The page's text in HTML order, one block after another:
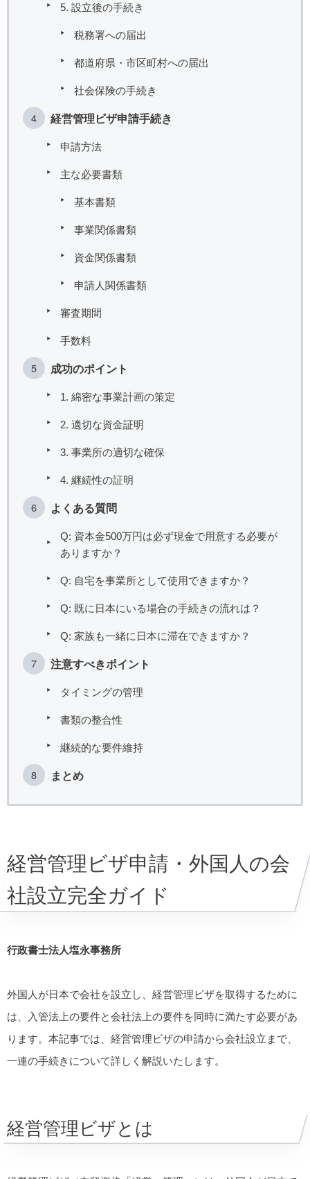
5. 設立後の手続き
税務署への届出
都道府県・市区町村への届出
社会保険の手続き
経営管理ビザ申請手続き
申請方法
主な必要書類
基本書類
事業関係書類
資金関係書類
申請人関係書類
審査期間
手数料
成功のポイント
1. 綿密な事業計画の策定
2. 適切な資金証明
3. 事業所の適切な確保
4. 継続性の証明
よくある質問
Q: 資本金500万円は必ず現金で用意する必要が
ありますか？
Q: 自宅を事業所として使用できますか？
Q: 既に日本にいる場合の手続きの流れは？
Q: 家族も一緒に日本に滞在できますか？
注意すべきポイント
タイミングの管理
書類の整合性
継続的な要件維持
まとめ
経営管理ビザ申請・外国人の会
社設立完全ガイド
行政書士法人塩永事務所
外国人が日本で会社を設立し、経営管理ビザを取得するために
は、入管法上の要件と会社法上の要件を同時に満たす必要があ
ります。本記事では、経営管理ビザの申請から会社設立まで、
一連の手続きについて詳しく解説いたします。
経営管理ビザとは